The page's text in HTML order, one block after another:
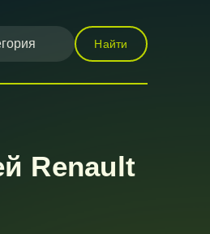
Найти
Renault